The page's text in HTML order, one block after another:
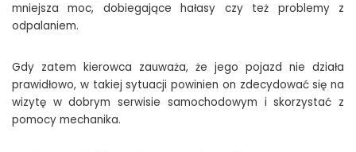
mniejsza moc, dobiegające hałasy czy też problemy z
odpalaniem.
Gdy zatem kierowca zauważa, że jego pojazd nie działa
prawidłowo, w takiej sytuacji powinien on zdecydować się na
wizytę w dobrym serwisie samochodowym i skorzystać z
pomocy mechanika.